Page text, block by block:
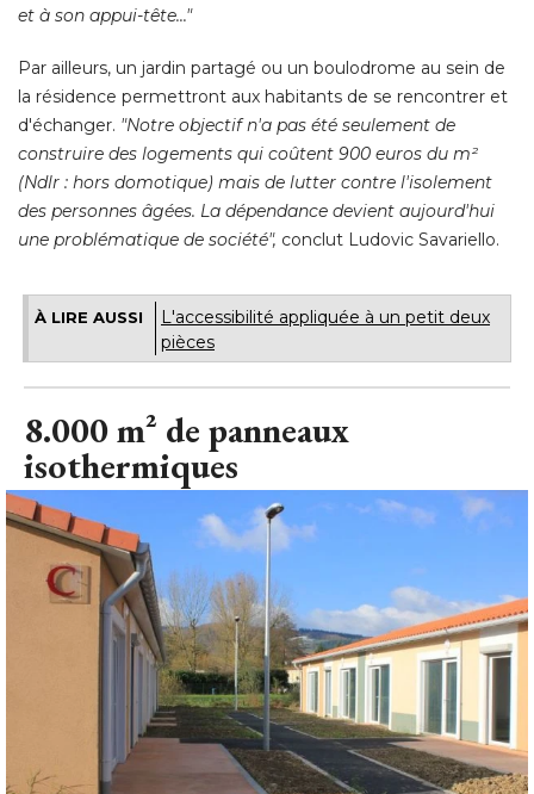
et à son appui-tête..."
Par ailleurs, un jardin partagé ou un boulodrome au sein de
la résidence permettront aux habitants de se rencontrer et
d'échanger. "Notre objectif n'a pas été seulement de
construire des logements qui coûtent 900 euros du m²
(Ndlr : hors domotique) mais de lutter contre l'isolement
des personnes âgées. La dépendance devient aujourd'hui
une problématique de société", conclut Ludovic Savariello.
À LIRE AUSSI
L'accessibilité appliquée à un petit deux
pièces
8.000 m² de panneaux
isothermiques